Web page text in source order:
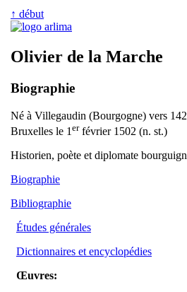
↑ début
Olivier de la Marche
Biographie
Né à Villegaudin (Bourgogne) vers
Bruxelles le 1 erfévrier 1502 (n. st.)
Historien, poète et diplomate
Biographie
Bibliographie
Études générales
Dictionnaires et encyclopédies
Œuvres: